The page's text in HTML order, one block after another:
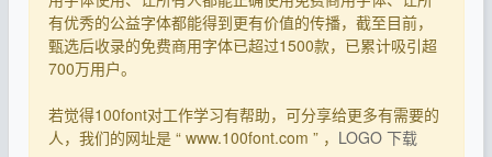
有优秀的公益字体都能得到更有价值的传播，截至目前，
甄选后收录的免费商用字体已超过1500款，已累计吸引超
700万用户。
若觉得100font对工作学习有帮助，可分享给更多有需要的
人，我们的网址是 “ www.100font.com ” ， LOGO 下载